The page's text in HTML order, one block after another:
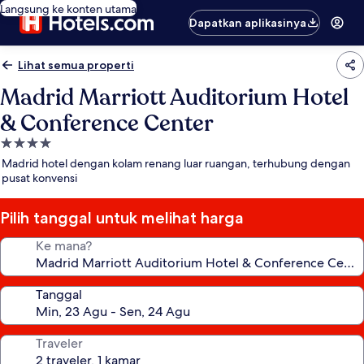
Langsung ke konten utama
Dapatkan aplikasinya
Lihat semua properti
Madrid Marriott Auditorium Hotel
& Conference Center
Properti
bintang
4.0
Madrid hotel dengan kolam renang luar ruangan, terhubung dengan
pusat konvensi
Pilih tanggal untuk melihat harga
Ke mana?
Tanggal
Traveler